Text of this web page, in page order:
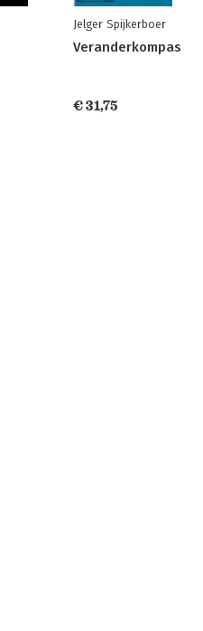
Jelger Spijkerboer
Veranderkompas
€ 31,75